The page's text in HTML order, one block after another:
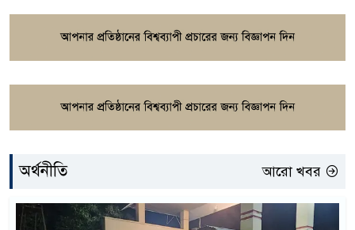
অর্থনীতি আরো খবর